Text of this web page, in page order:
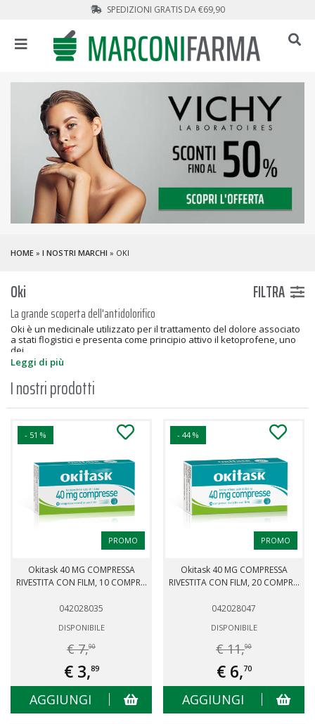
SPEDIZIONI GRATIS DA €69,90
HOME » I NOSTRI MARCHI » OKI
Oki FILTRA
La grande scoperta dell'antidolorifico
Oki è un medicinale utilizzato per il trattamento del dolore associato
a stati flogistici e presenta come principio attivo il ketoprofene, uno
dei...
Leggi di più
I nostri prodotti
- 51 %
PROMO
Okitask 40 MG COMPRESSA
RIVESTITA CON FILM, 10 COMPR...
042028035
DISPONIBILE
€ 7,90
€ 3,89
AGGIUNGI
- 44 %
PROMO
Okitask 40 MG COMPRESSA
RIVESTITA CON FILM, 20 COMPR...
042028047
DISPONIBILE
€ 11,90
€ 6,70
AGGIUNGI